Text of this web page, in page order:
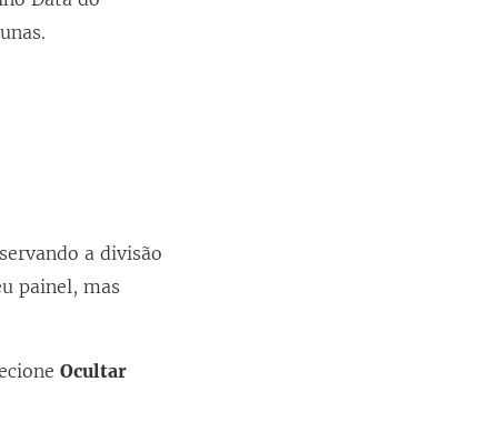
a divisão
painel, mas
Ocultar